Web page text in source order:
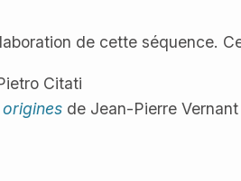
de cette séquence.
Citati
de Jean-Pierre Vernant